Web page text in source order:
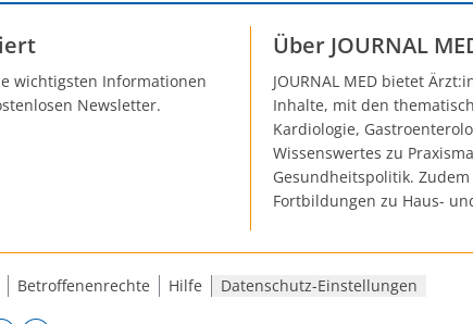
wichtigsten Informationen
Newsletter.
Über JOURNAL
JOURNAL MED bietet
Inhalte, mit den
Kardiologie,
Wissenswertes zu
Gesundheitspolitik.
Fortbildungen zu Haus-
Betroffenenrechte Hilfe Datenschutz-Einstellungen